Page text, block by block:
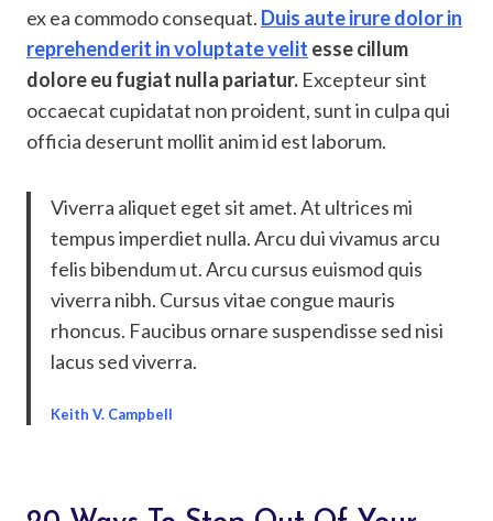
ex ea commodo consequat. Duis aute irure dolor in
reprehenderit in voluptate velit esse cillum
dolore eu fugiat nulla pariatur. Excepteur sint
occaecat cupidatat non proident, sunt in culpa qui
officia deserunt mollit anim id est laborum.
Viverra aliquet eget sit amet. At ultrices mi
tempus imperdiet nulla. Arcu dui vivamus arcu
felis bibendum ut. Arcu cursus euismod quis
viverra nibh. Cursus vitae congue mauris
rhoncus. Faucibus ornare suspendisse sed nisi
lacus sed viverra.
Keith V. Campbell